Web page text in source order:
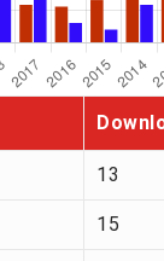
13
15